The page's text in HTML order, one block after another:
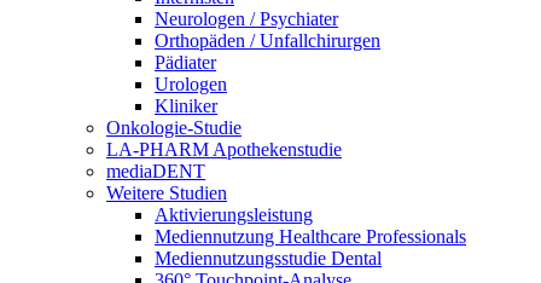
Neurologen / Psychiater
Orthopäden / Unfallchirurgen
Pädiater
Urologen
Kliniker
Onkologie-Studie
LA-PHARM Apothekenstudie
mediaDENT
Weitere Studien
Aktivierungsleistung
Mediennutzung Healthcare Professionals
Mediennutzungsstudie Dental